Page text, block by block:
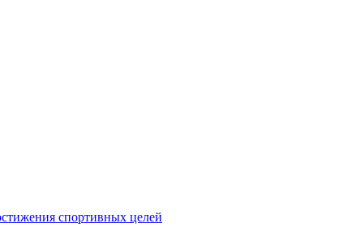
спортивных целей